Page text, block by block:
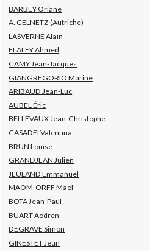
BARBEY Oriane
A. CELNETZ (Autriche)
LASVERNE Alain
ELALFY Ahmed
CAMY Jean-Jacques
GIANGREGORIO Marine
ARIBAUD Jean-Luc
AUBEL Éric
BELLEVAUX Jean-Christophe
CASADEI Valentina
BRUN Louise
GRANDJEAN Julien
JEULAND Emmanuel
MAOM-ORFF Mael
BOTA Jean-Paul
BUART Aodren
DEGRAVE Simon
GINESTET Jean